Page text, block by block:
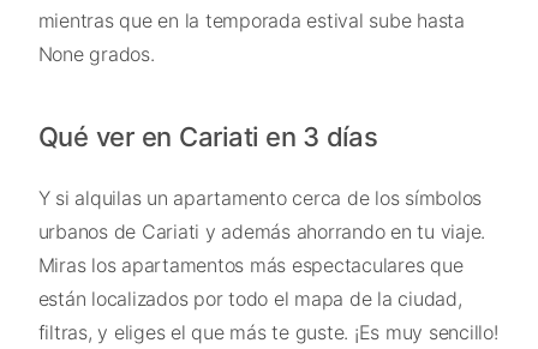
mientras que en la temporada estival sube hasta
None grados.
Qué ver en Cariati en 3 días
Y si alquilas un apartamento cerca de los símbolos
urbanos de Cariati y además ahorrando en tu viaje.
Miras los apartamentos más espectaculares que
están localizados por todo el mapa de la ciudad,
filtras, y eliges el que más te guste. ¡Es muy sencillo!